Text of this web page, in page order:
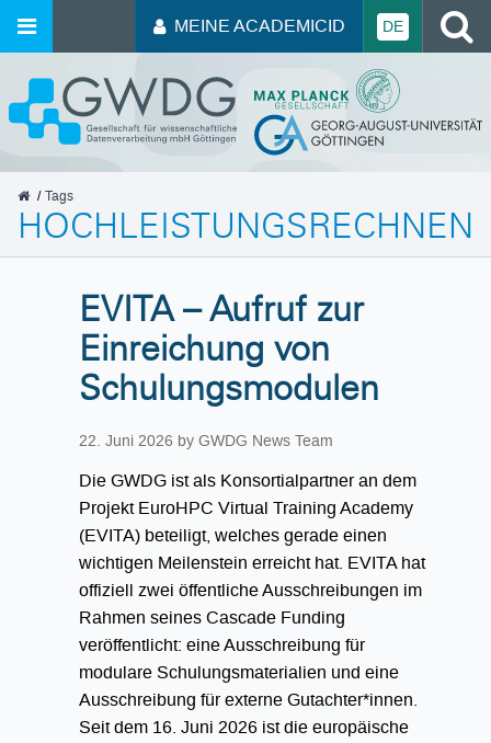
MEINE ACADEMICID DE
GWDG
Tags
HOCHLEISTUNGSRECHNEN
EVITA – Aufruf zur
Einreichung von
Schulungsmodulen
22. Juni 2026 by GWDG News Team
Die GWDG ist als Konsortialpartner an dem
Projekt EuroHPC Virtual Training Academy
(EVITA) beteiligt, welches gerade einen
wichtigen Meilenstein erreicht hat. EVITA hat
offiziell zwei öffentliche Ausschreibungen im
Rahmen seines Cascade Funding
veröffentlicht: eine Ausschreibung für
modulare Schulungsmaterialien und eine
Ausschreibung für externe Gutachter*innen.
Seit dem 16. Juni 2026 ist die europäische